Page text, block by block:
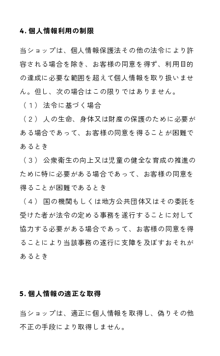
4. 個人情報利用の制限
当ショップは、個人情報保護法その他の法令により許
容される場合を除き、お客様の同意を得ず、利用目的
の達成に必要な範囲を超えて個人情報を取り扱いませ
ん。但し、次の場合はこの限りではありません。
（１） 法令に基づく場合
（２） 人の生命、身体又は財産の保護のために必要が
ある場合であって、お客様の同意を得ることが困難で
あるとき
（３） 公衆衛生の向上又は児童の健全な育成の推進の
ために特に必要がある場合であって、お客様の同意を
得ることが困難であるとき
（４） 国の機関もしくは地方公共団体又はその委託を
受けた者が法令の定める事務を遂行することに対して
協力する必要がある場合であって、お客様の同意を得
ることにより当該事務の遂行に支障を及ぼすおそれが
あるとき
5. 個人情報の適正な取得
当ショップは、適正に個人情報を取得し、偽りその他
不正の手段により取得しません。